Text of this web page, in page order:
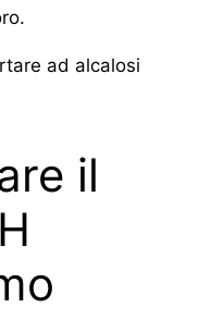
ad alcalosi
il